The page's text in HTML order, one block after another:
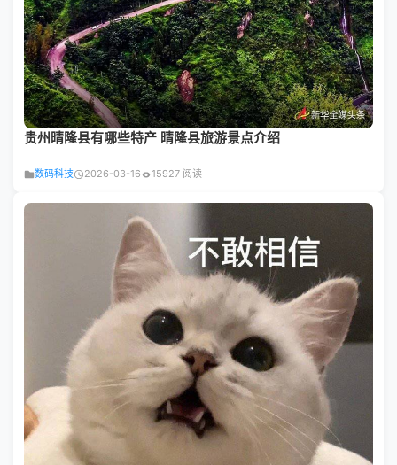
贵州晴隆县有哪些特产 晴隆县旅游景点介绍
数码科技 2026-03-16 15927 阅读